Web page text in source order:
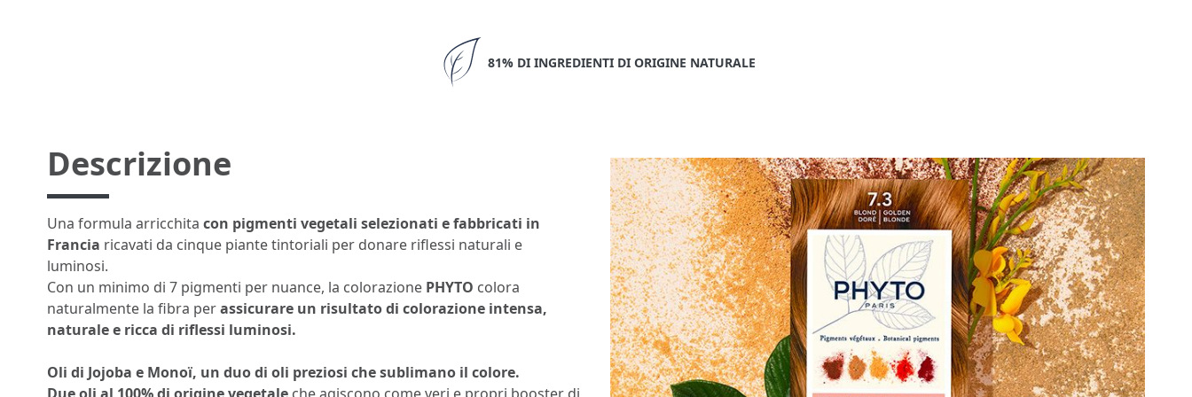
81% DI INGREDIENTI DI ORIGINE NATURALE
Descrizione
Una formula arricchita con pigmenti vegetali selezionati e fabbricati in
Francia ricavati da cinque piante tintoriali per donare riflessi naturali e
luminosi.
Con un minimo di 7 pigmenti per nuance, la colorazione PHYTO colora
naturalmente la fibra perassicurare un risultato di colorazione intensa,
naturale e ricca di riflessi luminosi.
Oli di Jojoba e Monoï, un duo di oli preziosi che sublimano il colore.